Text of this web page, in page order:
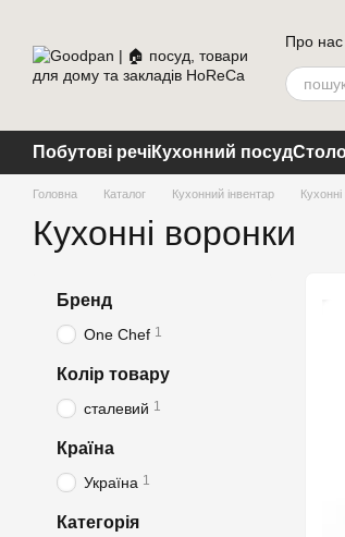
Про нас
Побутові речіКухонний посуд
Головна Каталог Кухонний інвентар
Кухонні воронки
Бренд
One Chef 1
Колір товару
сталевий 1
Країна
Україна 1
Категорія